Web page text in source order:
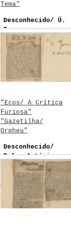
Tema"
Desconhecido/ Ú.
I.
"Ecos/ A Crítica
Furiosa"
"Gazetilha/
Orpheu"
Desconhecido/
Belo, António
Antunes